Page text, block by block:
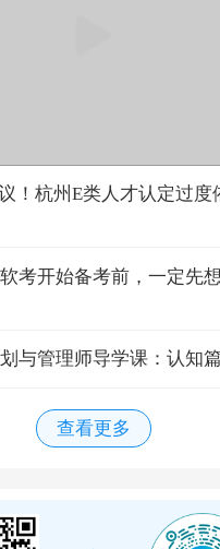
！杭州E类人才认定过度
考开始备考前，一定先
与管理师导学课：认知
查看更多